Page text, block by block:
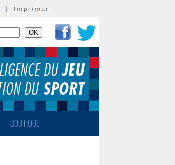
| Imprimer
BOUTIQUE